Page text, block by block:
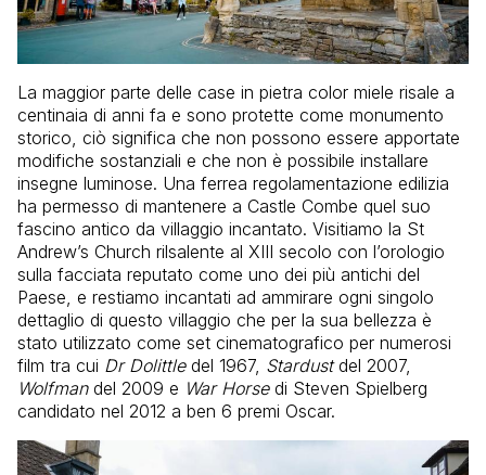
La maggior parte delle case in pietra color miele risale a
centinaia di anni fa e sono protette come monumento
storico, ciò significa che non possono essere apportate
modifiche sostanziali e che non è possibile installare
insegne luminose. Una ferrea regolamentazione edilizia
ha permesso di mantenere a Castle Combe quel suo
fascino antico da villaggio incantato. Visitiamo la St
Andrew’s Church rilsalente al XIII secolo con l’orologio
sulla facciata reputato come uno dei più antichi del
Paese, e restiamo incantati ad ammirare ogni singolo
dettaglio di questo villaggio che per la sua bellezza è
stato utilizzato come set cinematografico per numerosi
film tra cui Dr Dolittledel 1967, Stardustdel 2007,
Wolfmandel 2009 e War Horsedi Steven Spielberg
candidato nel 2012 a ben 6 premi Oscar.